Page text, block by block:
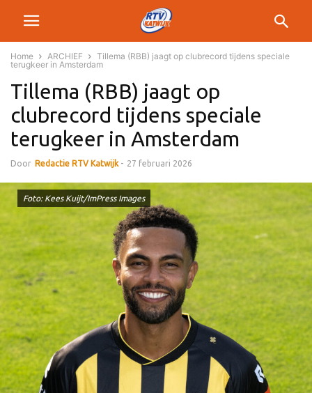
Home ARCHIEF
Tillema (RBB) jaagt op clubrecord tijdens speciale
terugkeer in Amsterdam
Tillema (RBB) jaagt op
clubrecord tijdens speciale
terugkeer in Amsterdam
Door Redactie RTV Katwijk - 27 februari 2026
Foto: Kees Kuijt/ImPress Images